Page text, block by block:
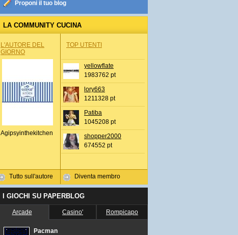
Proponi il tuo blog
LA COMMUNITY CUCINA
L'AUTORE DEL
GIORNO
Agipsyinthekitchen
Tutto sull'autore
TOP UTENTI
yellowflate
1983762 pt
lory663
1211328 pt
Patiba
1045208 pt
shopper2000
674552 pt
Diventa membro
I GIOCHI SU PAPERBLOG
Arcade Casino' Rompicapo
Pacman